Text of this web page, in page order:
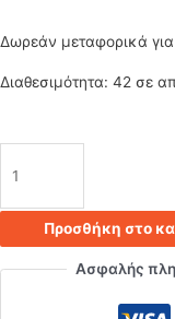
was:
3.60€.
τιμή
είναι:
Δωρεάν μεταφορικά
Διαθεσιμότητα: 42 σε
με
Προσθήκη στο
Ασφαλής